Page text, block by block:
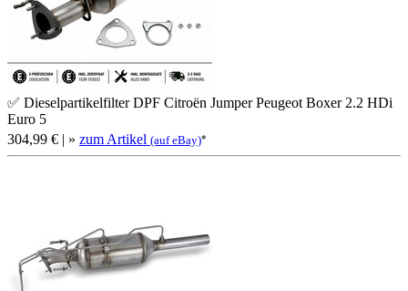
✅ Dieselpartikelfilter DPF Citroën Jumper Peugeot Boxer 2.2 HDi
Euro 5
304,99 € | » zum Artikel (auf eBay)*